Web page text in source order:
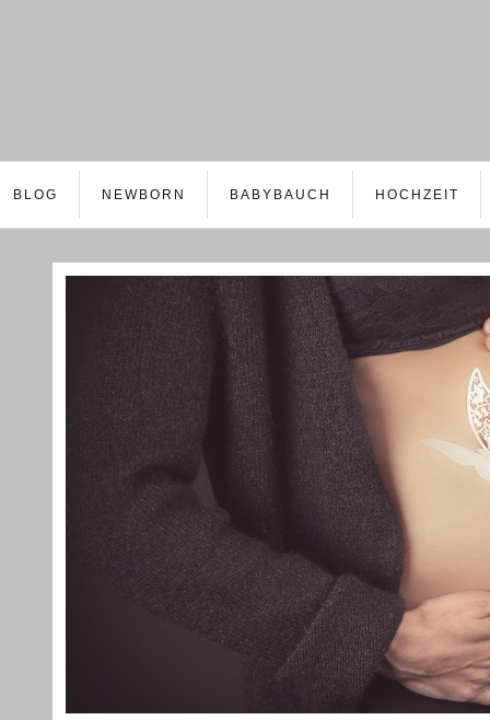
BLOG NEWBORN BABYBAUCH HOCHZEIT